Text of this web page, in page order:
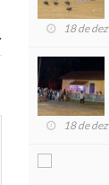
18 de
18 de